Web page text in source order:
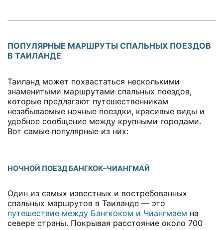
ПОПУЛЯРНЫЕ МАРШРУТЫ СПАЛЬНЫХ ПОЕЗДОВ
В ТАИЛАНДЕ
Таиланд может похвастаться несколькими
знаменитыми маршрутами спальных поездов,
которые предлагают путешественникам
незабываемые ночные поездки, красивые виды и
удобное сообщение между крупными городами.
Вот самые популярные из них:
НОЧНОЙ ПОЕЗД БАНГКОК–ЧИАНГМАЙ
Один из самых известных и востребованных
спальных маршрутов в Таиланде — это
путешествие между Бангкоком и Чиангмаем на
севере страны. Покрывая расстояние около 700